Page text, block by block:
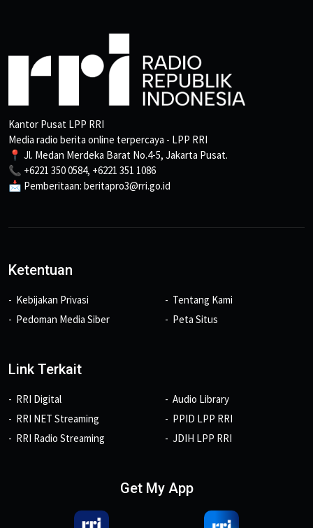
Kantor Pusat LPP RRI
Media radio berita online terpercaya - LPP RRI
📍 Jl. Medan Merdeka Barat No.4-5, Jakarta Pusat.
📞 +6221 350 0584, +6221 351 1086
📩 Pemberitaan: beritapro3@rri.go.id
Ketentuan
Kebijakan Privasi
Pedoman Media Siber
Tentang Kami
Peta Situs
Link Terkait
RRI Digital
RRI NET Streaming
RRI Radio Streaming
Audio Library
PPID LPP RRI
JDIH LPP RRI
Get My App